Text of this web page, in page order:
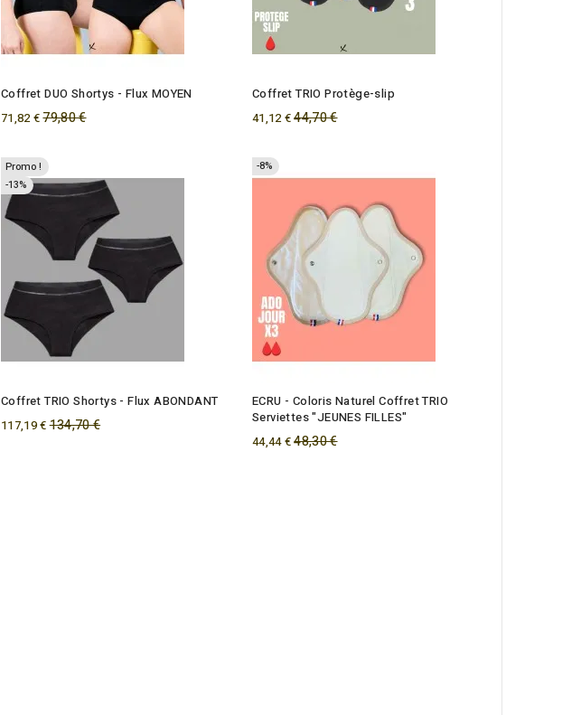
Coffret DUO Shortys - Flux MOYEN
71,82 €Regular
79,80 €
Coffret TRIO Protège-slip
41,12 €Regular
44,70 €
Promo !
-13%
Coffret TRIO Shortys - Flux ABONDANT
117,19 €Regular
134,70 €
-8%
ECRU - Coloris Naturel Coffret TRIO
Serviettes "JEUNES FILLES"
44,44 €Regular
48,30 €